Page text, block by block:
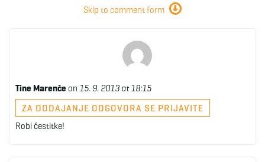
Skip to comment form
Tine Marenče on 15. 9. 2013 at 18:15
ZA DODAJANJE ODGOVORA SE PRIJAVITE
Robi čestitke!